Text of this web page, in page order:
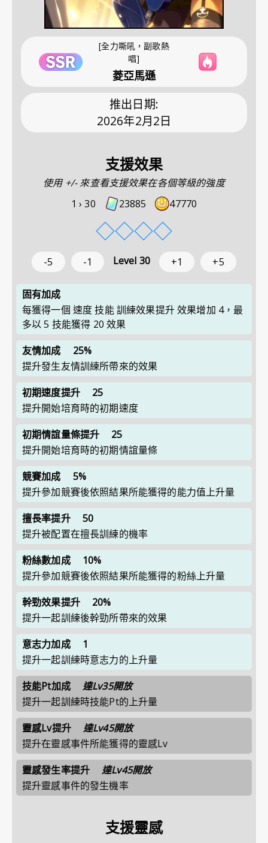
[全力嘶吼，副歌熱
唱]
菱亞馬遜
推出日期:
2026年2月2日
支援效果
使用 +/- 來查看支援效果在各個等級的強度
1 ›30 23885 47770
◇◇◇◇
-5 -1 Level 30 +1 +5
固有加成
每獲得一個 速度 技能 訓練效果提升 效果增加 4，最
多以 5 技能獲得 20 效果
友情加成
25%
提升發生友情訓練所帶來的效果
初期速度提升
25
提升開始培育時的初期速度
初期情誼量條提升
25
提升開始培育時的初期情誼量條
競賽加成
5%
提升參加競賽後依照結果所能獲得的能力值上升量
擅長率提升
50
提升被配置在擅長訓練的機率
粉絲數加成
10%
提升參加競賽後依照結果所能獲得的粉絲上升量
幹勁效果提升
20%
提升一起訓練後幹勁所帶來的效果
意志力加成
1
提升一起訓練時意志力的上升量
技能Pt加成
達Lv35開放
提升一起訓練時技能Pt的上升量
靈感Lv提升
達Lv45開放
提升在靈感事件所能獲得的靈感Lv
靈感發生率提升
達Lv45開放
提升靈感事件的發生機率
支援靈感